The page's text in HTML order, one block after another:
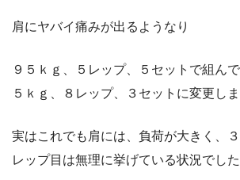
肩にヤバイ痛みが出るようなり
９５ｋｇ、５レップ、５セットで組ん
５ｋｇ、８レップ、３セットに変更しま
実はこれでも肩には、負荷が大きく、
レップ目は無理に挙げている状況でした